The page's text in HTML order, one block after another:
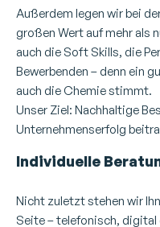
Außerdem legen wir bei
großen Wert auf mehr als
auch die Soft Skills, die
Bewerbenden – denn ein
auch die Chemie stimmt.
Unser Ziel: Nachhaltige
Unternehmenserfolg
Individuelle
Nicht zuletzt stehen wir
Seite – telefonisch, digital